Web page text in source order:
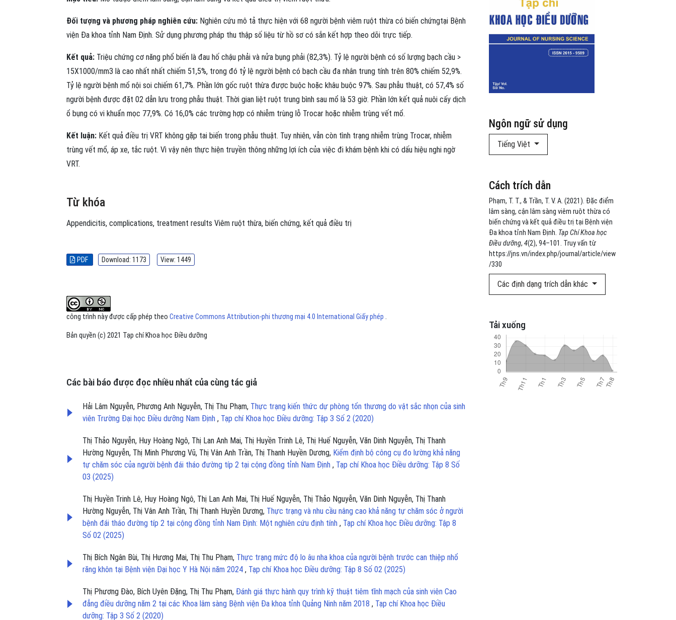
Ngôn ngữ sử dụng
Tiếng Việt
Cách trích dẫn
Phạm, T. T., & Trần, T. V. A. (2021). Đặc điểm
lâm sàng, cận lâm sàng viêm ruột thừa có
biến chứng và kết quả điều trị tại Bệnh viện
Đa khoa tỉnh Nam Định. Tạp Chí Khoa học
Điều dưỡng, 4(2), 94–101. Truy vấn từ
https://jns.vn/index.php/journal/article/view
/330
Các định dạng trích dẫn khác
Tải xuống
Đối tượng và phương pháp nghiên cứu: Nghiên cứu mô tả thực hiện với 68 người bệnh viêm ruột thừa có biến chứngtại Bệnh
viện Đa khoa tỉnh Nam Định. Sử dụng phương pháp thu thập số liệu từ hồ sơ có sắn kết hợp theo dõi trực tiếp.
Kết quả: Triệu chứng cơ năng phổ biến là đau hố chậu phải và nửa bụng phải (82,3%). Tỷ lệ người bệnh có số lượng bạch cầu >
15X1000/mm3 là cao nhất nhất chiếm 51,5%, trong đó tỷ lệ người bệnh có bạch cầu đa nhân trung tính trên 80% chiếm 52,9%.
Tỷ lệ người bệnh mổ nội soi chiếm 61,7%. Phần lớn gốc ruột thừa được buộc hoặc khâu buộc 97%. Sau phẫu thuật, có 57,4% số
người bệnh được đặt 02 dẫn lưu trong phẫu thuật. Thời gian liệt ruột trung bình sau mổ là 53 giờ. Phần lớn kết quả nuôi cấy dịch
ổ bụng có vi khuẩn mọc 77,9%. Có 16,0% các trường hợp có nhiễm trùng lỗ Trocar hoặc nhiễm trùng vết mổ.
Kết luận: Kết quả điều trị VRT không gặp tai biến trong phẫu thuật. Tuy nhiên, vẫn còn tình trạng nhiễm trùng Trocar, nhiễm
trùng vết mổ, áp xe, tắc ruột. Vì vậy nên thực hiện truyền thông những lợi ích của việc đi khám bệnh khi có dấu hiệu nghi ngờ
VRT.
Từ khóa
Appendicitis, complications, treatment results Viêm ruột thừa, biến chứng, kết quả điều trị
PDF Download: 1173 View: 1449
công trình này được cấp phép theo Creative Commons Attribution-phi thương mại 4.0 International Giấy phép .
Bản quyền (c) 2021 Tạp chí Khoa học Điều dưỡng
Các bài báo được đọc nhiều nhất của cùng tác giả
Hải Lâm Nguyễn, Phương Anh Nguyễn, Thị Thu Phạm, Thực trạng kiến thức dự phòng tổn thương do vật sắc nhọn của sinh
viên Trường Đại học Điều dưỡng Nam Định , Tạp chí Khoa học Điều dưỡng: Tập 3 Số 2 (2020)
Thị Thảo Nguyễn, Huy Hoàng Ngô, Thị Lan Anh Mai, Thị Huyền Trinh Lê, Thị Huế Nguyễn, Văn Dinh Nguyễn, Thị Thanh
Hường Nguyễn, Thị Minh Phương Vũ, Thị Vân Anh Trần, Thị Thanh Huyền Dương, Kiểm định bộ công cụ đo lường khả năng
tự chăm sóc của người bệnh đái tháo đường típ 2 tại cộng đồng tỉnh Nam Định , Tạp chí Khoa học Điều dưỡng: Tập 8 Số
03 (2025)
Thị Huyền Trinh Lê, Huy Hoàng Ngô, Thị Lan Anh Mai, Thị Huế Nguyễn, Thị Thảo Nguyễn, Văn Dinh Nguyễn, Thị Thanh
Hường Nguyễn, Thị Vân Anh Trần, Thị Thanh Huyền Dương, Thực trạng và nhu cầu nâng cao khả năng tự chăm sóc ở người
bệnh đái tháo đường típ 2 tại cộng đồng tỉnh Nam Định: Một nghiên cứu định tính , Tạp chí Khoa học Điều dưỡng: Tập 8
Số 02 (2025)
Thị Bích Ngân Bùi, Thị Hương Mai, Thị Thu Phạm, Thực trạng mức độ lo âu nha khoa của người bệnh trước can thiệp nhổ
răng khôn tại Bệnh viện Đại học Y Hà Nội năm 2024 , Tạp chí Khoa học Điều dưỡng: Tập 8 Số 02 (2025)
Thị Phương Đào, Bích Uyên Đặng, Thị Thu Phạm, Đánh giá thực hành quy trình kỹ thuật tiêm tĩnh mạch của sinh viên Cao
đẳng điều dưỡng năm 2 tại các Khoa lâm sàng Bệnh viện Đa khoa tỉnh Quảng Ninh năm 2018 , Tạp chí Khoa học Điều
dưỡng: Tập 3 Số 2 (2020)